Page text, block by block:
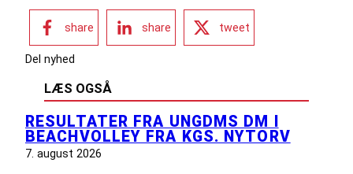
share share tweet
Del nyhed
LÆS OGSÅ
RESULTATER FRA UNGDMS DM I
BEACHVOLLEY FRA KGS. NYTORV
7. august 2026